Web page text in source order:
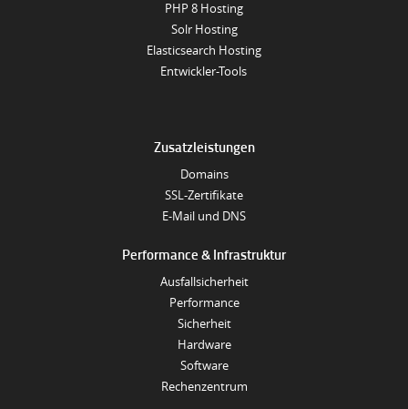
PHP 8 Hosting
Solr Hosting
Elasticsearch Hosting
Entwickler-Tools
Zusatzleistungen
Domains
SSL-Zertifikate
E-Mail und DNS
Performance & Infrastruktur
Ausfallsicherheit
Performance
Sicherheit
Hardware
Software
Rechenzentrum